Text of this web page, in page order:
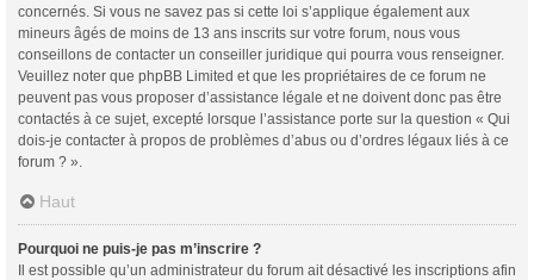
concernés. Si vous ne savez pas si cette loi s’applique également aux
mineurs âgés de moins de 13 ans inscrits sur votre forum, nous vous
conseillons de contacter un conseiller juridique qui pourra vous renseigner.
Veuillez noter que phpBB Limited et que les propriétaires de ce forum ne
peuvent pas vous proposer d’assistance légale et ne doivent donc pas être
contactés à ce sujet, excepté lorsque l’assistance porte sur la question « Qui
dois-je contacter à propos de problèmes d’abus ou d’ordres légaux liés à ce
forum ? ».
Haut
Pourquoi ne puis-je pas m’inscrire ?
Il est possible qu’un administrateur du forum ait désactivé les inscriptions afin